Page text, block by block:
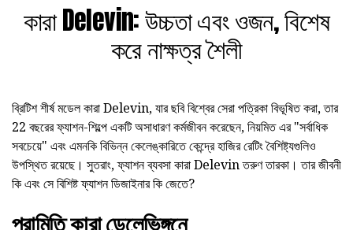
কারা Delevin: উচ্চতা এবং ওজন, বিশেষ
করে নাক্ষত্র শৈলী
ব্রিটিশ শীর্ষ মডেল কারা Delevin, যার ছবি বিশ্বের সেরা পত্রিকা বিভূষিত করা, তার
22 বছরের ফ্যাশন-শিল্পে একটি অসাধারণ কর্মজীবন করেছেন, নিয়মিত এর "সর্বাধিক
সবচেয়ে" এবং এমনকি বিভিন্ন কেলেঙ্কারিতে কেন্দ্রে হাজির রেটিং বৈশিষ্ট্যগুলিও
উপস্থিত রয়েছে। সুতরাং, ফ্যাশন ব্যবসা কারা Delevin তরুণ তারকা। তার জীবনী
কি এবং সে বিশিষ্ট ফ্যাশন ডিজাইনার কি জেতে?
পরামিতি কারা ডেলেভিঙ্গনে